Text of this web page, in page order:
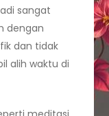
sangat
dengan
dan tidak
alih waktu di